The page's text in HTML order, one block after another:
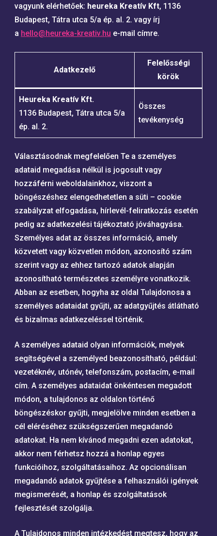
vagyunk elérhetőek: heureka Kreatív Kft, 1136
Budapest, Tátra utca 5/a ép. al. 2. vagy írj
a hello@heureka-kreativ.hu e-mail címre.
Adatkezelő
Felelősségi
körök
Heureka Kreatív Kft.
1136 Budapest, Tátra utca 5/a
ép. al. 2.
Összes
tevékenység
Választásodnak megfelelően Te a személyes
adataid megadása nélkül is jogosult vagy
hozzáférni weboldalainkhoz, viszont a
böngészéshez elengedhetetlen a süti – cookie
szabályzat elfogadása, hírlevél-feliratkozás esetén
pedig az adatkezelési tájékoztató jóváhagyása.
Személyes adat az összes információ, amely
közvetett vagy közvetlen módon, azonosító szám
szerint vagy az ehhez tartozó adatok alapján
azonosítható természetes személyre vonatkozik.
Abban az esetben, hogyha az oldal Tulajdonosa a
személyes adataidat gyűjti, az adatgyűjtés átlátható
és bizalmas adatkezeléssel történik.
A személyes adataid olyan információk, melyek
segítségével a személyed beazonosítható, például:
vezetéknév, utónév, telefonszám, postacím, e-mail
cím. A személyes adataidat önkéntesen megadott
módon, a tulajdonos az oldalon történő
böngészéskor gyűjti, megjelölve minden esetben a
cél eléréséhez szükségszerűen megadandó
adatokat. Ha nem kívánod megadni ezen adatokat,
akkor nem férhetsz hozzá a honlap egyes
funkcióihoz, szolgáltatásaihoz. Az opcionálisan
megadandó adatok gyűjtése a felhasználói igények
megismerését, a honlap és szolgáltatások
fejlesztését szolgálja.
A Tulajdonos minden intézkedést megtesz, hogy az